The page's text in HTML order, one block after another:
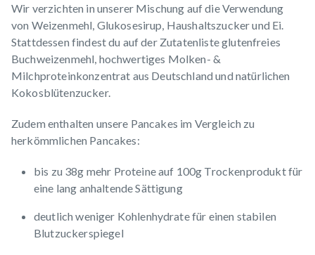
Wir verzichten in unserer Mischung auf die Verwendung
von Weizenmehl, Glukosesirup, Haushaltszucker und Ei.
Stattdessen findest du auf der Zutatenliste glutenfreies
Buchweizenmehl, hochwertiges Molken- &
Milchproteinkonzentrat aus Deutschland und natürlichen
Kokosblütenzucker.
Zudem enthalten unsere Pancakes im Vergleich zu
herkömmlichen Pancakes:
bis zu 38g mehr Proteine auf 100g Trockenprodukt für
eine lang anhaltende Sättigung
deutlich weniger Kohlenhydrate für einen stabilen
Blutzuckerspiegel